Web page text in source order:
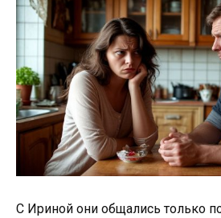
С Ириной они общались только